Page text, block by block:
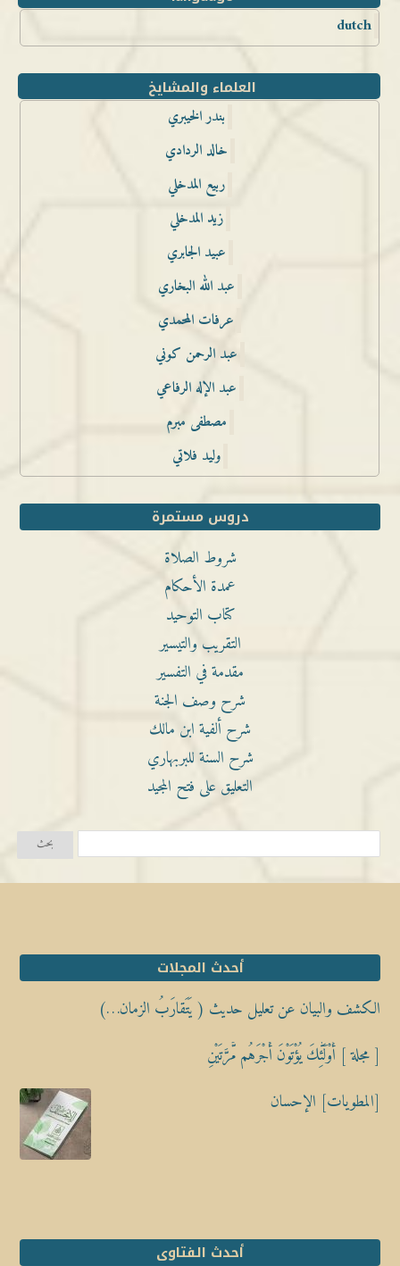
dutch
العلماء والمشايخ
بندر الخيبري
خالد الردادي
ربيع المدخلي
زيد المدخلي
عبيد الجابري
عبد الله البخاري
عرفات المحمدي
عبد الرحمن كوني
عبد الإله الرفاعي
مصطفى مبرم
وليد فلاتي
دروس مستمرة
شروط الصلاة
عمدة الأحكام
كتاب التوحيد
التقريب والتيسير
مقدمة في التفسير
شرح وصف الجنة
شرح ألفية ابن مالك
شرح السنة للبربهاري
التعليق على فتح المجيد
أحدث المجلات
الكشف والبيان عن تعليل حديث ( يَتَقارَبُ الزمان…)
[ مجلة ] أُوْلَٰٓئِكَ يُؤْتَوْنَ أَجْرَهُم مَّرَّتَيْنِ
[المطويات] الإحسان
أحدث الفتاوى